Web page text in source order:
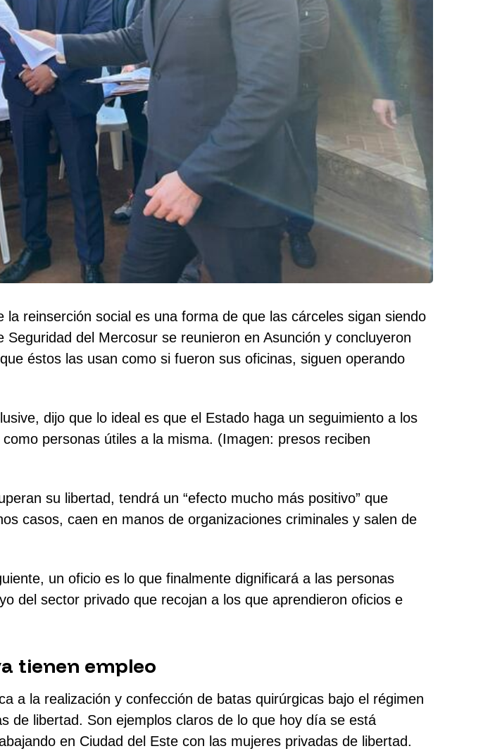
reinserción social es una forma de que las cárceles sigan siendo
del Mercosur se reunieron en Asunción y concluyeron
éstos las usan como si fueron sus oficinas, siguen operando
dijo que lo ideal es que el Estado haga un seguimiento a los
personas útiles a la misma. (Imagen: presos reciben
su libertad, tendrá un “efecto mucho más positivo” que
casos, caen en manos de organizaciones criminales y salen de
un oficio es lo que finalmente dignificará a las personas
del sector privado que recojan a los que aprendieron oficios e
tienen empleo
a la realización y confección de batas quirúrgicas bajo el régimen
de libertad. Son ejemplos claros de lo que hoy día se está
en Ciudad del Este con las mujeres privadas de libertad.